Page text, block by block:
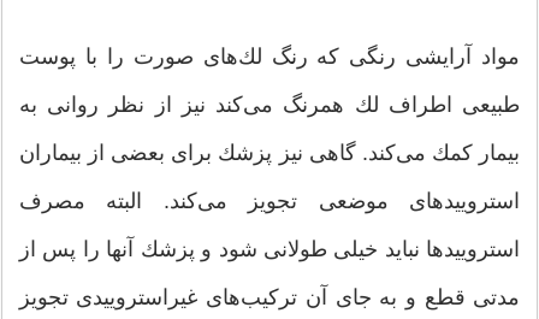
مواد آرایشی رنگی كه رنگ لك‌های صورت را با پوست
طبیعی اطراف لك همرنگ می‌كند نیز از نظر روانی به
بیمار كمك می‌كند. گاهی نیز پزشك برای بعضی از بیماران
استروییدهای موضعی تجویز می‌كند. البته مصرف
استروییدها نباید خیلی طولانی شود و پزشك آنها را پس از
مدتی قطع و به جای آن تركیب‌های غیراستروییدی تجویز